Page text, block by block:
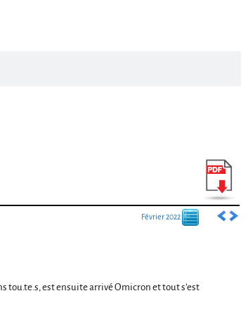
Février 2022
tou.te.s, est ensuite arrivé Omicron et tout s’est